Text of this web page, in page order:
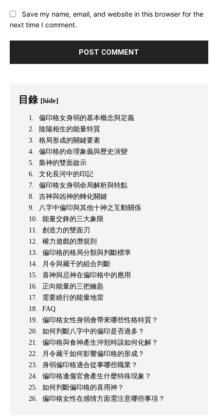
Save my name, email, and website in this browser for the
next time I comment.
目錄 [hide]
偏印格女身弱的基本概念與定義
陰陽相生的能量特質
格局形成的關鍵要素
偏印格的命理象義與歷史演變
梟神的雙面啟示
文化長河中的印記
偏印格女身弱命局解析與特點
吉神與凶神的轉化關鍵
八字中偏印與其他十神之互動關係
能量交鋒的三大象限
創造力的雙面刃
權力遊戲的潛規則
偏印格的格局分類與判斷標準
月令與藏干的組合判斷
喜神與忌神在偏印格中的應用
正向能量的三把鑰匙
需要繞行的能量地雷
FAQ
偏印格女性身弱會帶來哪些性格特質？
如何判斷八字中的偏印是否過多？
偏印格與食神產生沖剋時該如何化解？
月令藏干如何影響偏印格的形成？
身弱偏印格適合從事哪些職業？
偏印格逢傷官會產生什麼特殊現象？
如何判斷偏印格的喜用神？
偏印格女性在感情方面需注意哪些事項？